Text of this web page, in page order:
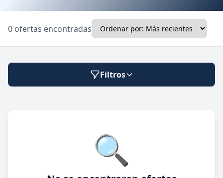
Ubicación
🔍 Buscar
0 ofertas encontradas
Filtros
Modalidad de trabajo🔍